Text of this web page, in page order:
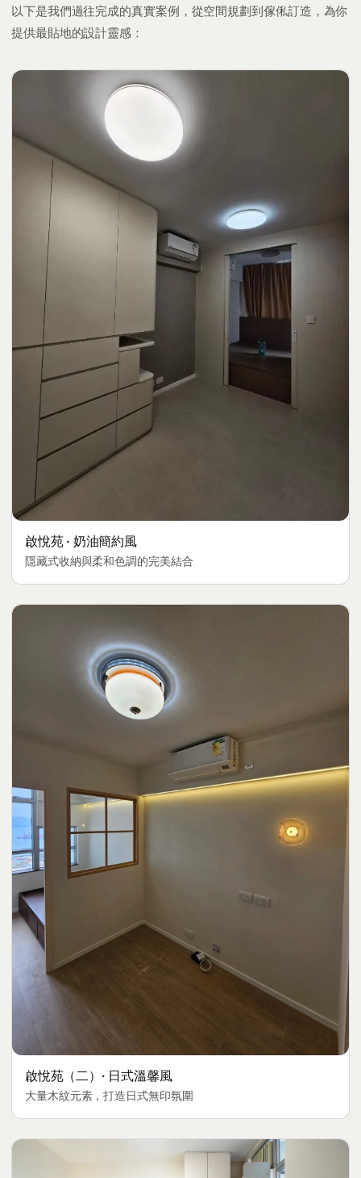
以下是我們過往完成的真實案例，從空間規劃到傢俬訂造，為你
提供最貼地的設計靈感：
啟悅苑 · 奶油簡約風
隱藏式收納與柔和色調的完美結合
啟悅苑（二）· 日式溫馨風
大量木紋元素，打造日式無印氛圍